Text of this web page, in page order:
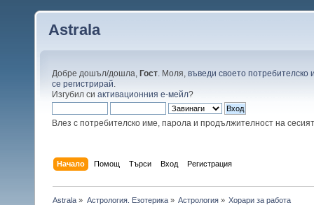
Astrala
Добре дошъл/дошла, Гост . Моля, въведи своето потребителско
се регистрирай
Изгубил си активационния е-мейл?
Влез с потребителско име, парола и продължителност на
Начало Помощ Търси Вход Регистрация
Astrala » Астрология. Езотерика» Астрология» Хорари за работа